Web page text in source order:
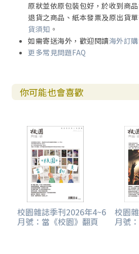
原狀並依原包裝包好，於收到商
退貨之商品、紙本發票及原出貨
貨須知 。
如需寄送海外，歡迎閱讀海外訂
更多常見問題FAQ
你可能也會喜歡
校園雜誌季刊2026年4~6
月號：當《校園》翻頁
校園
月號